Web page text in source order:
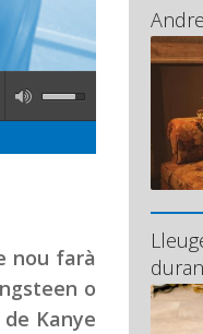
nou farà
o
Kanye